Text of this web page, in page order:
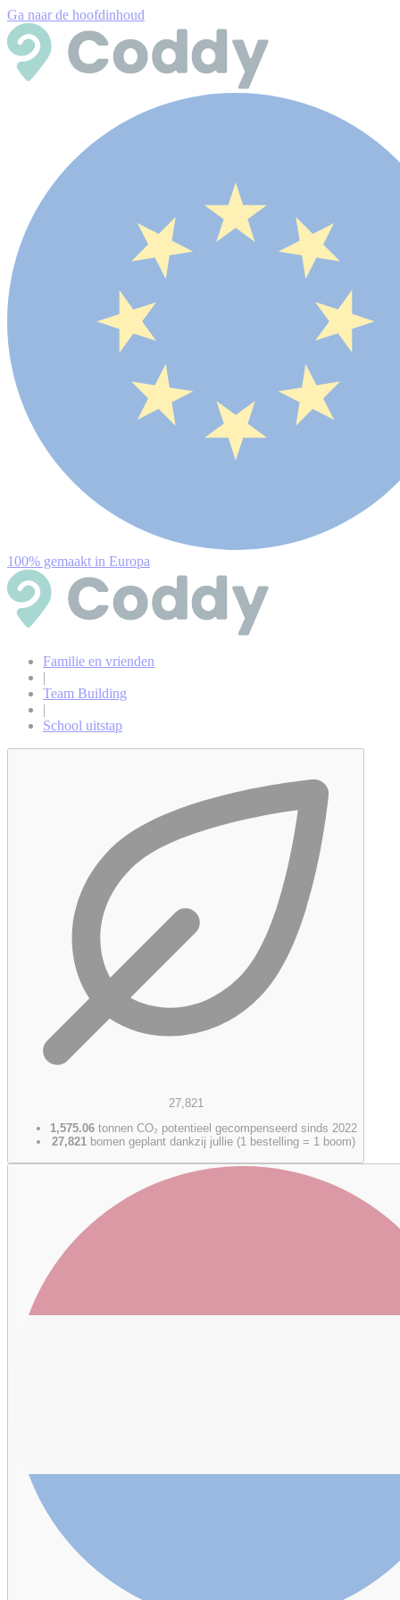
Ga naar de hoofdinhoud
100% gemaakt in Europa
Familie en vrienden
|
Team Building
|
School uitstap
27,821
1,575.06 tonnen CO₂ potentieel gecompenseerd sinds 2022
27,821 bomen geplant dankzij jullie (1 bestelling = 1 boom)